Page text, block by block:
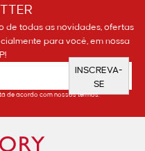
todas as novidades, ofertas
para você, em nossa
INSCREVA-
SE
de acordo com nossos termos.